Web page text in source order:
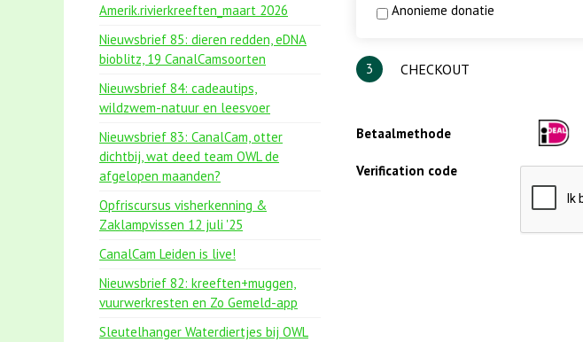
Anonieme donatie
3 CHECKOUT
Betaalmethode
Verification code
Amerik.rivierkreeften_maart 2026
Nieuwsbrief 85: dieren redden, eDNA
bioblitz, 19 CanalCamsoorten
Nieuwsbrief 84: cadeautips,
wildzwem-natuur en leesvoer
Nieuwsbrief 83: CanalCam, otter
dichtbij, wat deed team OWL de
afgelopen maanden?
Opfriscursus visherkenning &
Zaklampvissen 12 juli '25
CanalCam Leiden is live!
Nieuwsbrief 82: kreeften+muggen,
vuurwerkresten en Zo Gemeld-app
Sleutelhanger Waterdiertjes bij OWL